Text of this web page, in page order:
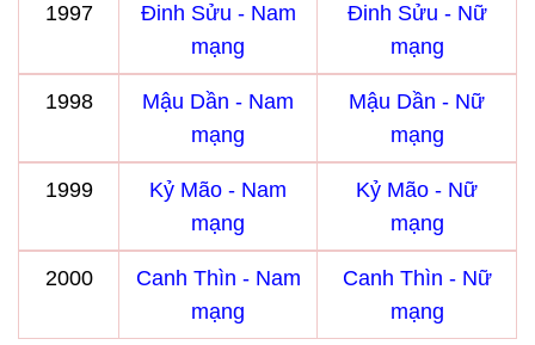
1997
Đinh Sửu - Nam
mạng
Đinh Sửu - Nữ
mạng
1998
Mậu Dần - Nam
mạng
Mậu Dần - Nữ
mạng
1999
Kỷ Mão - Nam
mạng
Kỷ Mão - Nữ
mạng
2000
Canh Thìn - Nam
mạng
Canh Thìn - Nữ
mạng